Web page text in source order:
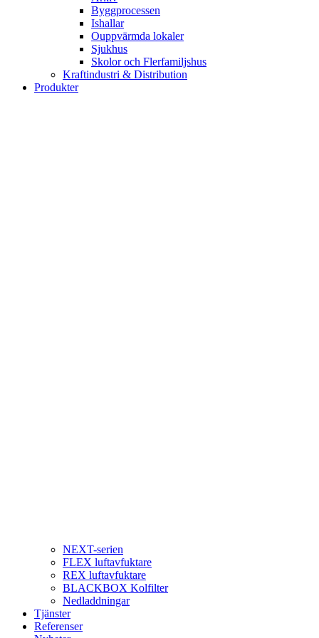
Byggprocessen
Ishallar
Ouppvärmda lokaler
Sjukhus
Skolor och Flerfamiljshus
Kraftindustri & Distribution
Produkter
NEXT-serien
FLEX luftavfuktare
REX luftavfuktare
BLACKBOX Kolfilter
Nedladdningar
Tjänster
Referenser